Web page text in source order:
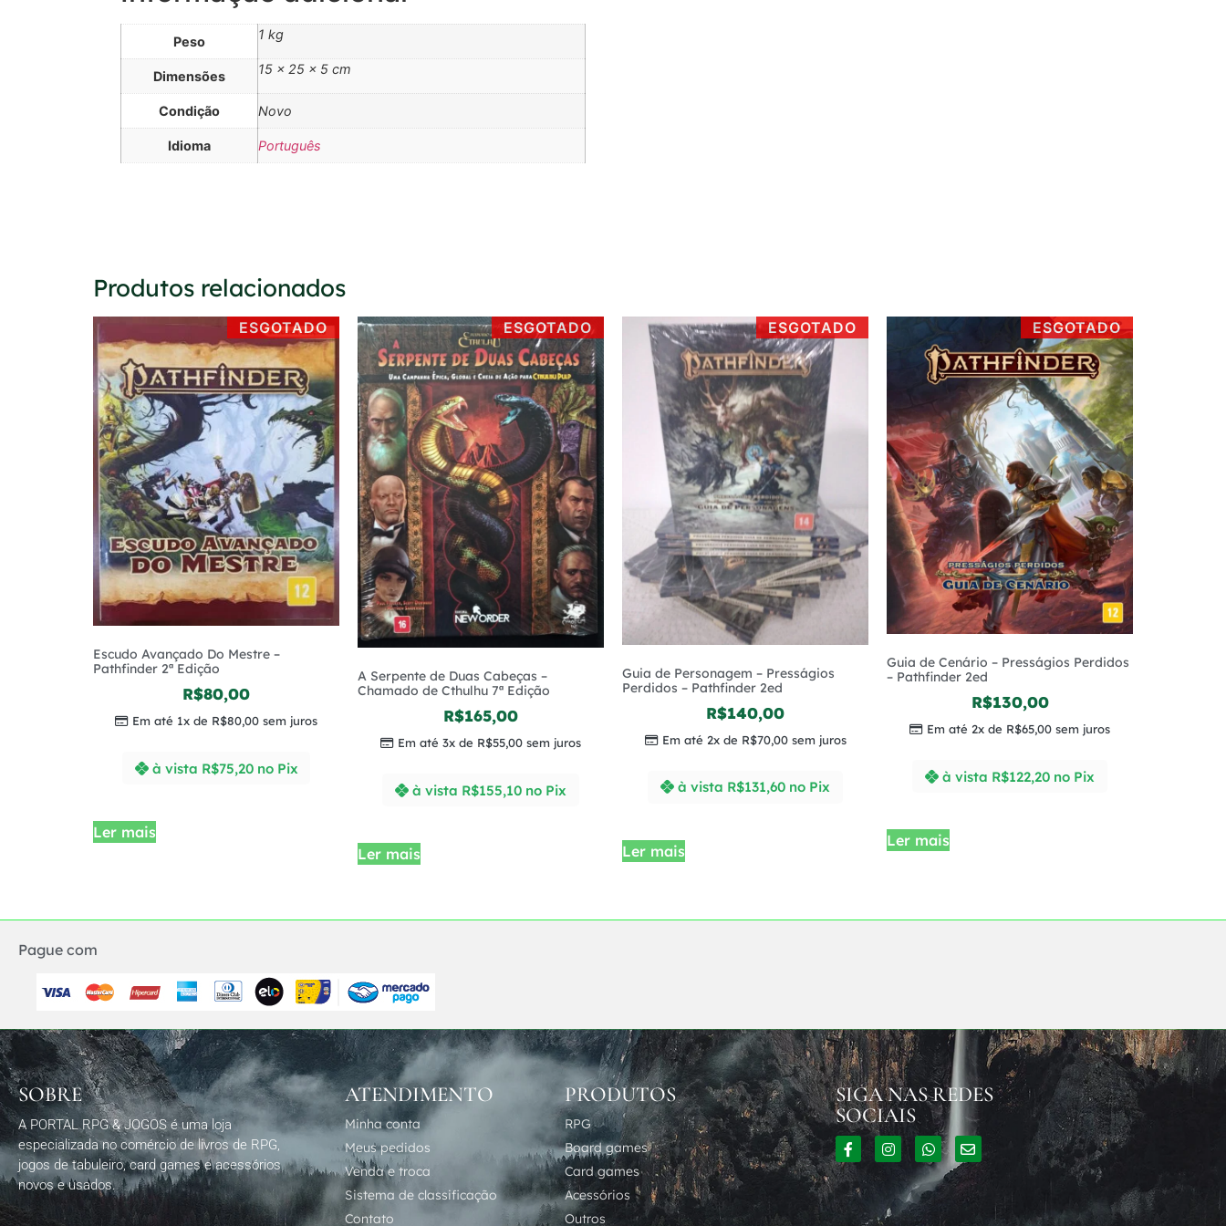
Peso 1 kg
Dimensões 15 × 25 × 5 cm
Condição Novo
Idioma Português
Produtos relacionados
ESGOTADO
Escudo Avançado Do Mestre –
Pathfinder 2ª Edição
R$80,00
Em até 1x de R$80,00 sem juros
à vista R$75,20 no Pix
Ler mais
ESGOTADO
A Serpente de Duas Cabeças –
Chamado de Cthulhu 7ª Edição
R$165,00
Em até 3x de R$55,00 sem juros
à vista R$155,10 no Pix
Ler mais
ESGOTADO
Guia de Personagem – Presságios
Perdidos – Pathfinder 2ed
R$140,00
Em até 2x de R$70,00sem juros
à vista R$131,60 no Pix
Ler mais
ESGOTADO
Guia de Cenário – Presságios Perdidos
– Pathfinder 2ed
R$130,00
Em até 2x de R$65,00 sem juros
à vista R$122,20 no Pix
Ler mais
Pague com
SOBRE
A PORTAL RPG & JOGOS é uma loja
especializada no comércio de livros de RPG,
jogos de tabuleiro, card games e acessórios
novos e usados.
ATENDIMENTO
Minha conta
Meus pedidos
Venda e troca
Sistema de classificação
Contato
PRODUTOS
RPG
Board games
Card games
Acessórios
Outros
SIGA NAS REDES
SOCIAIS